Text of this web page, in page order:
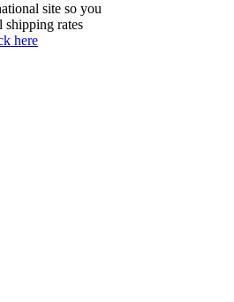
site so you
shipping rates
here